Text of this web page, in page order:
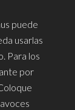
puede
usarlas
Para los
por